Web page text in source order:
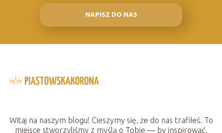
NAPISZ DO NAS
Witaj na naszym blogu! Cieszymy się, że do nas trafiłeś. To
miejsce stworzyliśmy z myślą o Tobie — by inspirować,